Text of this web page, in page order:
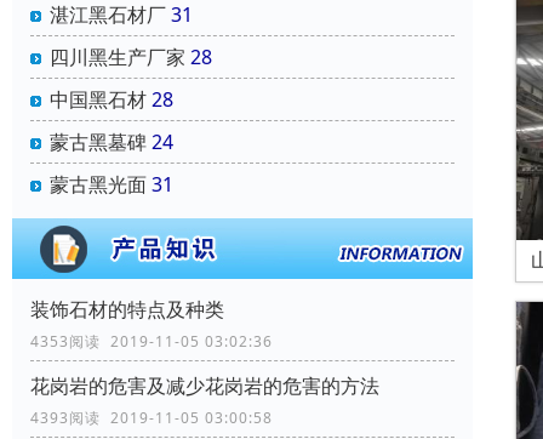
湛江黑石材厂31
四川黑生产厂家 28
中国黑石材28
蒙古黑墓碑24
蒙古黑光面31
装饰石材的特点及种类
4353阅读 2019-11-05 03:02:36
花岗岩的危害及减少花岗岩的危害的方法
4393阅读 2019-11-05 03:00:58